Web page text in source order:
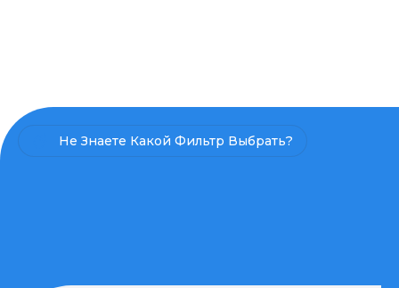
Не Знаете Какой Фильтр Выбрать?